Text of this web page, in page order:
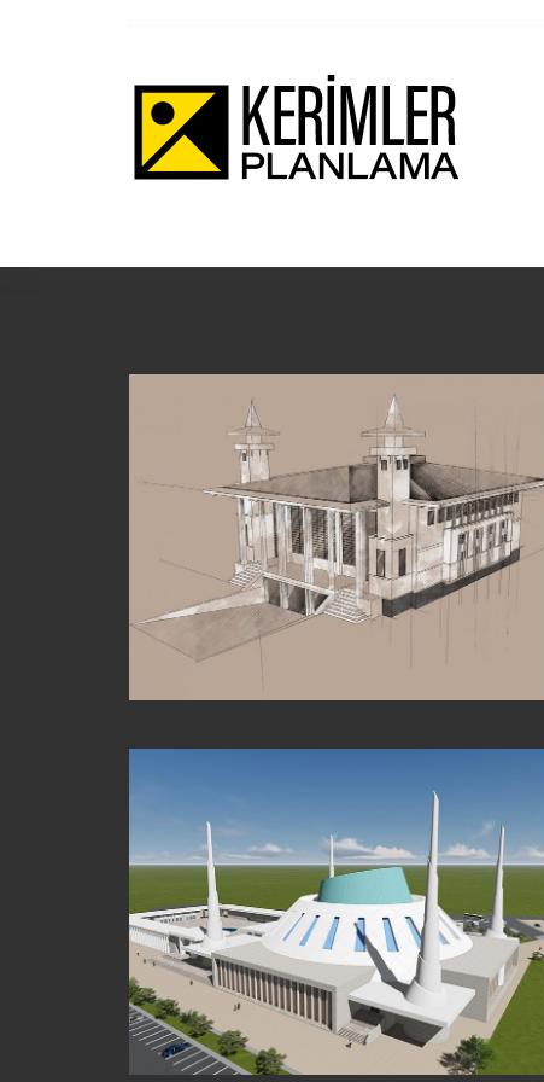
ÖZLEM CAMİİ SELÇUKLU KONYA
KOS CAMİİ MİMARİ PROJE